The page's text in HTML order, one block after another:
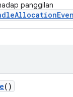
panggilan
()